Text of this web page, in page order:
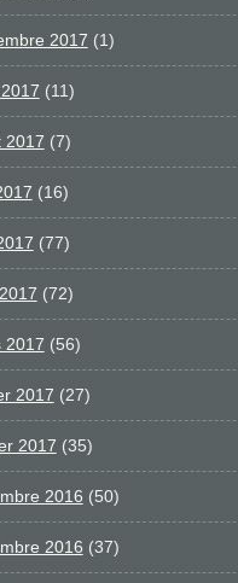
2017 (1)
(11)
2017 (7)
(16)
(77)
(72)
2017 (56)
2017 (27)
2017 (35)
2016 (50)
2016 (37)